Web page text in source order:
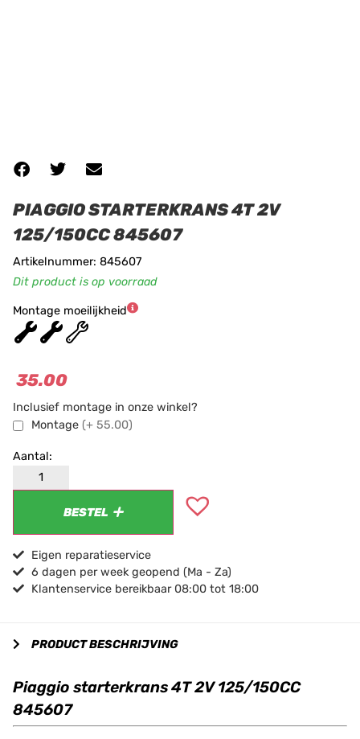
PIAGGIO STARTERKRANS 4T 2V
125/150CC 845607
Artikelnummer: 845607
Dit product is op voorraad
Montage moeilijkheid
★★★
35.00
Inclusief montage in onze winkel?
Montage (+ 55.00)
BESTEL
Eigen reparatieservice
6 dagen per week geopend (Ma - Za)
Klantenservice bereikbaar 08:00 tot 18:00
PRODUCT BESCHRIJVING
Piaggio starterkrans 4T 2V 125/150CC
845607